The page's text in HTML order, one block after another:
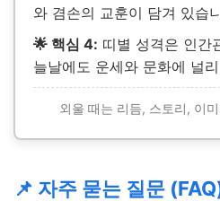
와 겸손의 교훈이 담겨 있습
🌟 핵심 4: 띠별 성격은 인간
늘날에도 운세와 문화에 널
외울 때는 리듬, 스토리, 이
📌 자주 묻는 질문